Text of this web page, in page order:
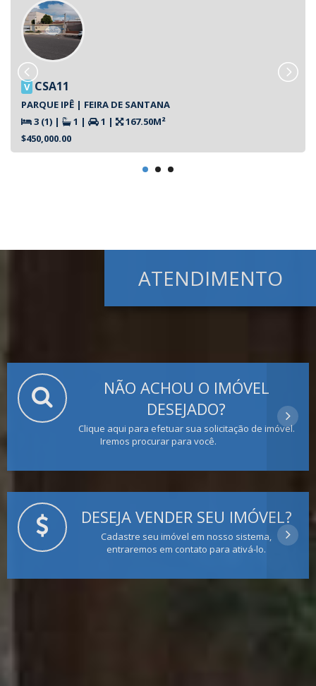
V CSA11
PARQUE IPÊ | FEIRA DE SANTANA
3 (1) | 1 | 1 |
167.50M²
$450,000.00
ATENDIMENTO
NÃO ACHOU O IMÓVEL
DESEJADO?
Clique aqui para efetuar sua solicitação de imóvel.
Iremos procurar para você.
DESEJA VENDER SEU IMÓVEL?
Cadastre seu imóvel em nosso sistema,
entraremos em contato para ativá-lo.